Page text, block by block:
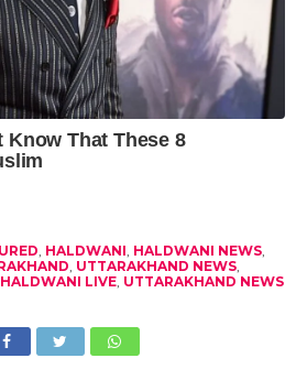
, HALDWANI, HALDWANI NEWS,
, UTTARAKHAND NEWS,
LIVE, UTTARAKHAND NEWS